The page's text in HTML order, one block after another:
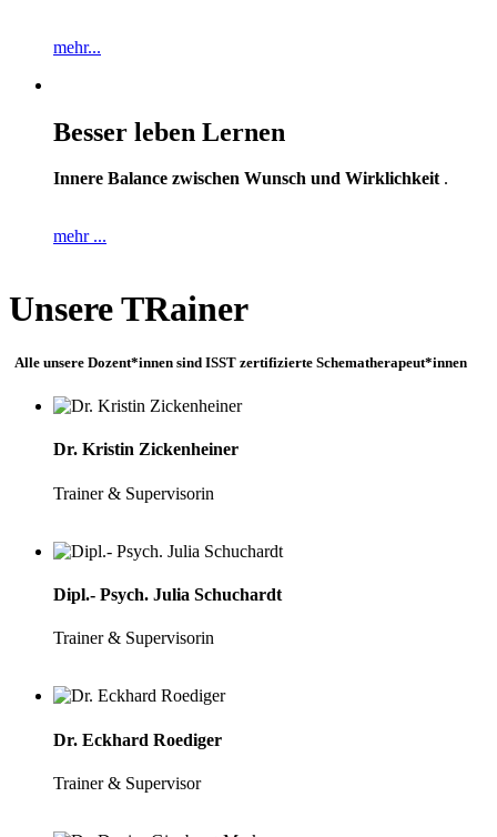
mehr...
Besser leben Lernen
Innere Balance zwischen Wunsch und Wirklichkeit .
mehr ...
Unsere TRainer
Alle unsere Dozent*innen sind ISST zertifizierte Schematherapeut*innen
Dr. Kristin Zickenheiner
Trainer & Supervisorin
Dipl.- Psych. Julia Schuchardt
Trainer & Supervisorin
Dr. Eckhard Roediger
Trainer & Supervisor